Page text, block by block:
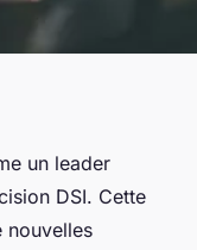
du
innover
un leader
DSI. Cette